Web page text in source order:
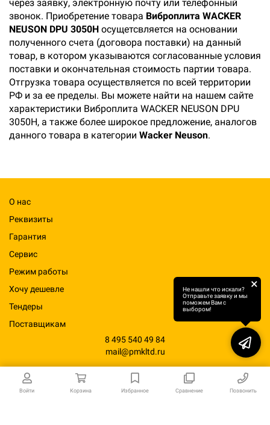
Войти Корзина Избранное Сравнение Позвонить
через заявку, электронную почту или телефонный
звонок. Приобретение товара Виброплита WACKER
NEUSON DPU 3050H осущетсвляется на основании
полученного счета (договора поставки) на данный
товар, в котором указываются согласованные условия
поставки и окончательная стоимость партии товара.
Отгрузка товара осуществляется по всей территории
РФ и за ее пределы. Вы можете найти на нашем сайте
характеристики Виброплита WACKER NEUSON DPU
3050H, а также более широкое предложение, аналогов
данного товара в категории Wacker Neuson.
О нас
Реквизиты
Гарантия
Сервис
Режим работы
Хочу дешевле
Тендеры
Поставщикам
8 495 540 49 84
mail@pmkltd.ru
Не нашли что искали?
Отправьте заявку и мы
поможем Вам с
выбором!
×